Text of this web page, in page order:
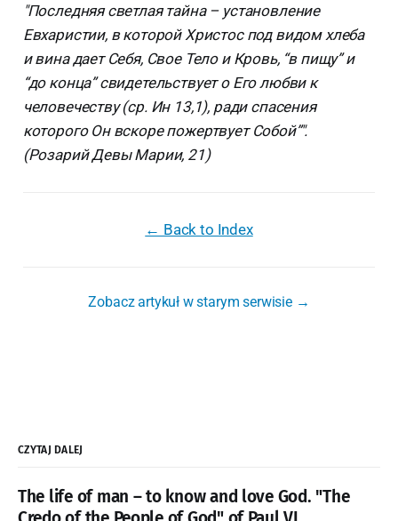
"Последняя светлая тайна – установление
Евхаристии, в которой Христос под видом хлеба
и вина дает Себя, Свое Тело и Кровь, “в пищу” и
“до конца” свидетельствует о Его любви к
человечеству (ср. Ин 13,1), ради спасения
которого Он вскоре пожертвует Собой”".
(Розарий Девы Марии, 21)
← Back to Index
Zobacz artykuł w starym serwisie →
CZYTAJ DALEJ
The life of man – to know and love God. "The